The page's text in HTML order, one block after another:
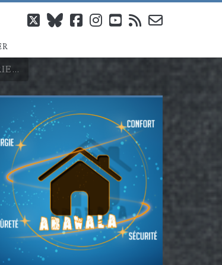
twitterblueskyfacebook
instagram
youtube
rss email-
Barre
principale